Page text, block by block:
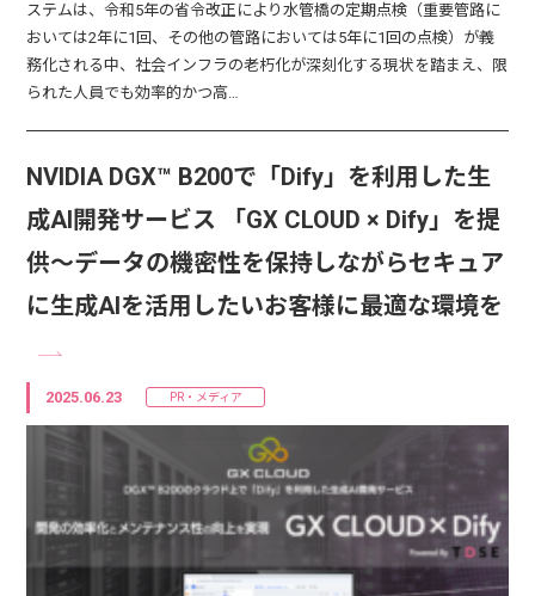
ステムは、令和5年の省令改正により水管橋の定期点検（重要管路に
おいては2年に1回、その他の管路においては5年に1回の点検）が義
務化される中、社会インフラの老朽化が深刻化する現状を踏まえ、限
られた人員でも効率的かつ高…
NVIDIA DGX™ B200で「Dify」を利用した生
成AI開発サービス 「GX CLOUD × Dify」を提
供～データの機密性を保持しながらセキュア
に生成AIを活用したいお客様に最適な環境を
2025.06.23 PR・メディア